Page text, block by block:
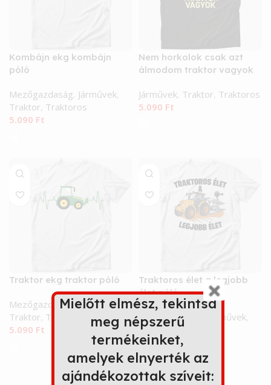
Kombájn ekg kombájn
póló
Mezőgazdaság Járművek
Traktor Traktoros
5.090 Ft
Nem horkolok csak azt
álmodom traktor vagyok
Járművek Traktor Traktoros
5.090 Ft
Traktor ekg traktor póló
Mezőgazdaság,Járművek
Traktor Traktoros
5.090 Ft
Traktoros élet a legjobb
élet póló
Mezőgazdaság Járművek
Traktor, Traktoros
5.090Ft
Mielőtt elmész, tekintsd
meg népszerű
termékeinket,
amelyek elnyerték az
ajándékozottak szíveit: